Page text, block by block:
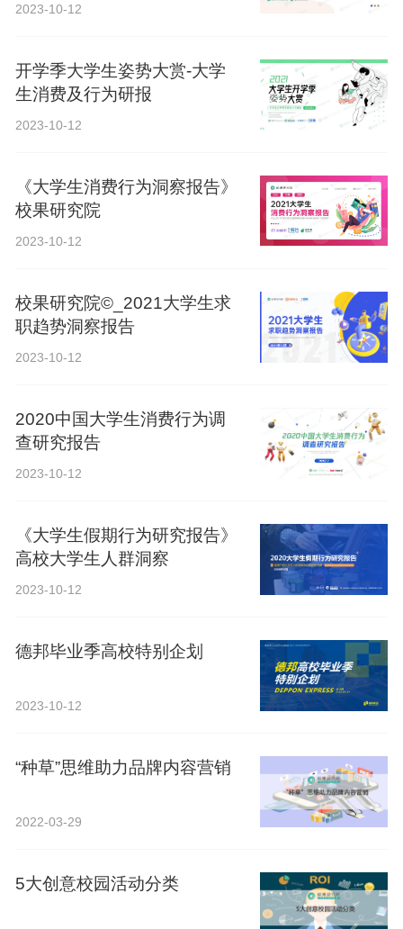
2023-10-12
开学季大学生姿势大赏-大学
生消费及行为研报
2023-10-12
《大学生消费行为洞察报告》
校果研究院
2023-10-12
校果研究院©_2021大学生求
职趋势洞察报告
2023-10-12
2020中国大学生消费行为调
查研究报告
2023-10-12
《大学生假期行为研究报告》
高校大学生人群洞察
2023-10-12
德邦毕业季高校特别企划
2023-10-12
“种草”思维助力品牌内容营销
2022-03-29
5大创意校园活动分类